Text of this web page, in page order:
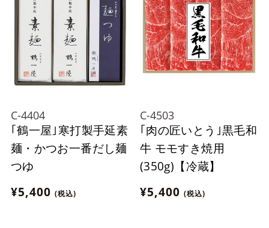
C-4404
｢鶴一屋｣寒打製手延素
麺・かつお一番だし麺
つゆ
¥5,400 (税込)
C-4503
｢肉の匠いとう｣黒毛和
牛 モモすき焼用
(350g)【冷蔵】
¥5,400 (税込)